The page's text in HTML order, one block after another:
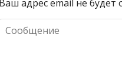
Ваш адрес email не будет